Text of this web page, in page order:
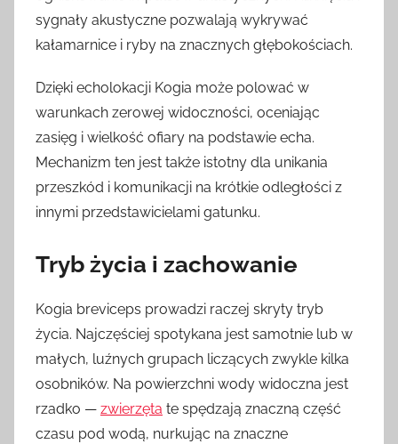
sygnały akustyczne pozwalają wykrywać
kałamarnice i ryby na znacznych głębokościach.
Dzięki echolokacji Kogia może polować w
warunkach zerowej widoczności, oceniając
zasięg i wielkość ofiary na podstawie echa.
Mechanizm ten jest także istotny dla unikania
przeszkód i komunikacji na krótkie odległości z
innymi przedstawicielami gatunku.
Tryb życia i zachowanie
Kogia breviceps prowadzi raczej skryty tryb
życia. Najczęściej spotykana jest samotnie lub w
małych, luźnych grupach liczących zwykle kilka
osobników. Na powierzchni wody widoczna jest
rzadko — zwierzęta te spędzają znaczną część
czasu pod wodą, nurkując na znaczne